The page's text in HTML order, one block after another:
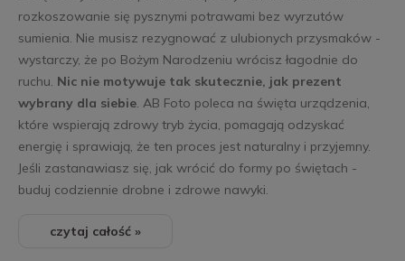
rozkoszowanie się pysznymi potrawami bez wyrzutów
sumienia. Nie musisz rezygnować z ulubionych przysmaków -
wystarczy, że po Bożym Narodzeniu wrócisz łagodnie do
ruchu. Nic nie motywuje tak skutecznie, jak prezent
wybrany dla siebie. AB Foto poleca na święta urządzenia,
które wspierają zdrowy tryb życia, pomagają odzyskać
energię i sprawiają, że ten proces jest naturalny i przyjemny.
Jeśli zastanawiasz się, jak wrócić do formy po świętach -
buduj codziennie drobne i zdrowe nawyki.
czytaj całość »